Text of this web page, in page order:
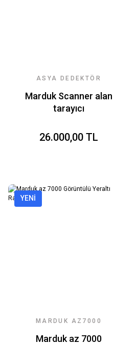
ASYA DEDEKTÖR
Marduk Scanner alan
tarayıcı
26.000,00 TL
YENİ
MARDUK AZ7000
Marduk az 7000